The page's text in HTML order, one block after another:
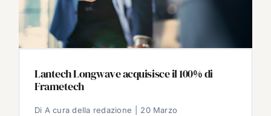
Lantech Longwave acquisisce il 100% di
Frametech
Di A cura della redazione
20 Marzo